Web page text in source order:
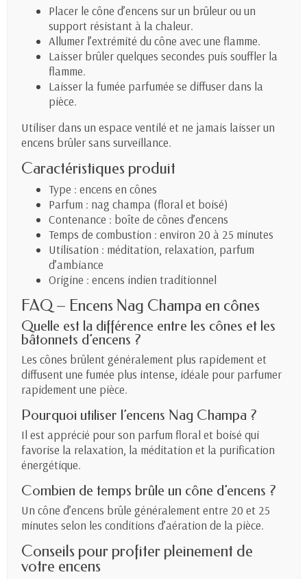
Placer le cône d’encens sur un brûleur ou un
support résistant à la chaleur.
Allumer l’extrémité du cône avec une flamme.
Laisser brûler quelques secondes puis souffler la
flamme.
Laisser la fumée parfumée se diffuser dans la
pièce.
Utiliser dans un espace ventilé et ne jamais laisser un
encens brûler sans surveillance.
Caractéristiques produit
Type : encens en cônes
Parfum : nag champa (floral et boisé)
Contenance : boîte de cônes d’encens
Temps de combustion : environ 20 à 25 minutes
Utilisation : méditation, relaxation, parfum
d’ambiance
Origine : encens indien traditionnel
FAQ – Encens Nag Champa en cônes
Quelle est la différence entre les cônes et les
bâtonnets d’encens ?
Les cônes brûlent généralement plus rapidement et
diffusent une fumée plus intense, idéale pour parfumer
rapidement une pièce.
Pourquoi utiliser l’encens Nag Champa ?
Il est apprécié pour son parfum floral et boisé qui
favorise la relaxation, la méditation et la purification
énergétique.
Combien de temps brûle un cône d’encens ?
Un cône d’encens brûle généralement entre 20 et 25
minutes selon les conditions d’aération de la pièce.
Conseils pour profiter pleinement de
votre encens